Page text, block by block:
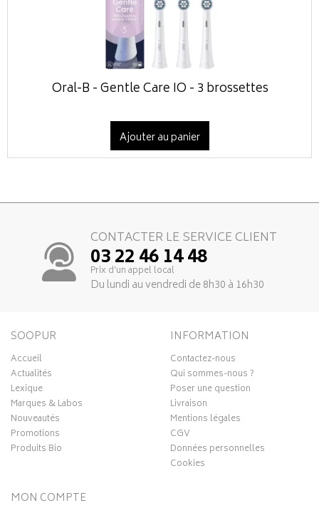
Oral-B - Gentle Care IO - 3 brossettes
Ajouter au panier
CONTACTER LE SERVICE CLIENT
03 22 46 14 48
Prix d’un appel local
Du lundi au vendredi de 8h30 à 16h30
SOOPUR
Accueil
Actualités
Lexique
Marques & Labos
Nouveautés
Promotions
Produits Bio
INFORMATION
Contactez-nous
Qui sommes-nous ?
Poser une question
Livraison
Mentions légales
CGV
Données personnelles
Cookies
MON COMPTE